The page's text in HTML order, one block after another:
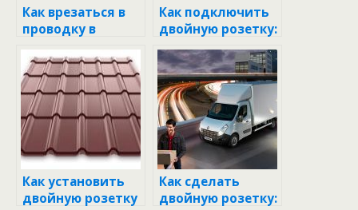
Как врезаться в
проводку в
квартире и
сделать розетку:
пошаговая
инструкция
Как подключить
двойную розетку:
советы и
хитрости для
начинающих
электриков
Как установить
двойную розетку
Как сделать
двойную розетку: